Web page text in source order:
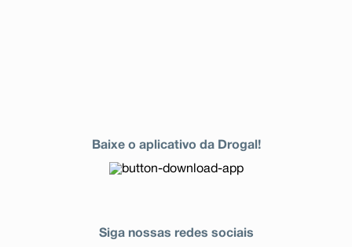
Baixe o aplicativo da Drogal!
Siga nossas redes sociais